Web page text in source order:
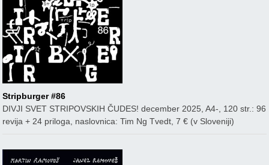
Stripburger #86
DIVJI SVET STRIPOVSKIH ČUDES! december 2025, A4-, 120 str.: 96
revija + 24 priloga, naslovnica: Tim Ng Tvedt, 7 € (v Sloveniji)